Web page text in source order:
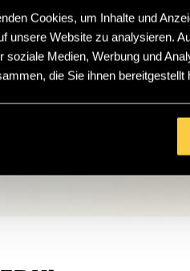
Cookies, um Inhalte und
unsere Website zu analysieren.
soziale Medien, Werbung und
die Sie ihnen
erklären Sie sich mit den
Datenschutzerklärung